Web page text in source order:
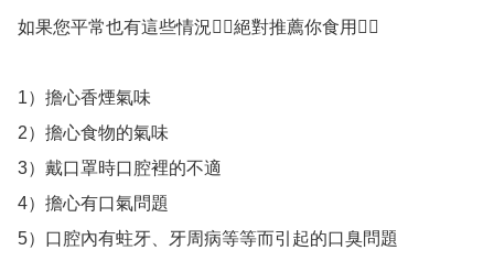
如果您平常也有這些情況👉🏻絕對推薦你食用👍🏻
1）擔心香煙氣味
2）擔心食物的氣味
3）戴口罩時口腔裡的不適
4）擔心有口氣問題
5）口腔內有蛀牙、牙周病等等而引起的口臭問題